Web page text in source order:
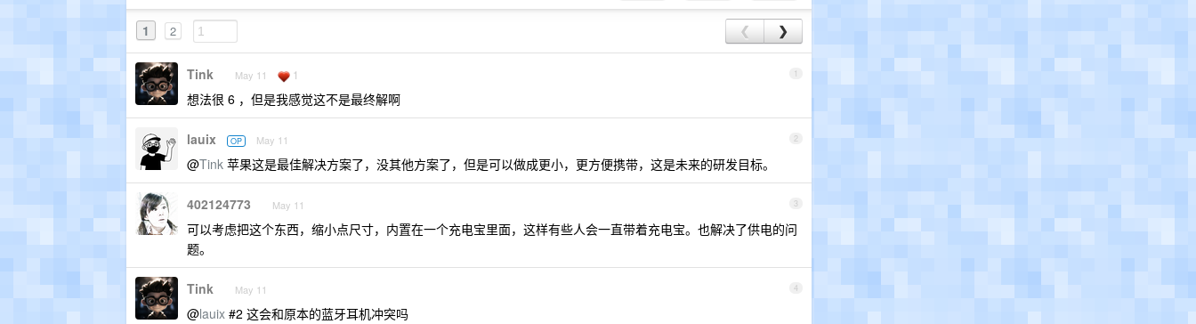
1 2 ❮ ❯
1
Tink May 11 1
想法很 6 ，但是我感觉这不是最终解啊
2
lauix OP May 11
@Tink 苹果这是最佳解决方案了，没其他方案了，但是可以做成更小，更方便携带，这是未来的研发目标。
3
402124773 May 11
可以考虑把这个东西，缩小点尺寸，内置在一个充电宝里面，这样有些人会一直带着充电宝。也解决了供电的问
题。
4
Tink May 11
@lauix #2 这会和原本的蓝牙耳机冲突吗